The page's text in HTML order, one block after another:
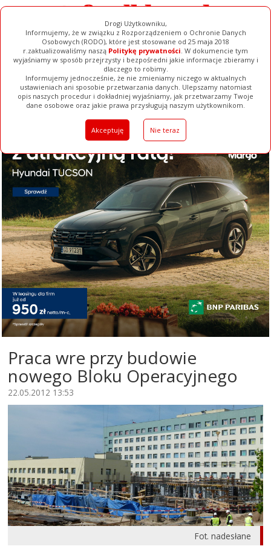
Drogi Użytkowniku,
Informujemy, że w związku z Rozporządzeniem o Ochronie Danych
Osobowych (RODO), które jest stosowane od 25 maja 2018
r.zaktualizowaliśmy naszą Politykę prywatności. W dokumencie tym
wyjaśniamy w sposób przejrzysty i bezpośredni jakie informacje zbieramy i
dlaczego to robimy.
Informujemy jednocześnie, że nie zmieniamy niczego w aktualnych
ustawieniach ani sposobie przetwarzania danych. Ulepszamy natomiast
opis naszych procedur i dokładniej wyjaśniamy, jak przetwarzamy Twoje
dane osobowe oraz jakie prawa przysługują naszym użytkownikom.
Akceptuję Nie teraz
Ogłoszenia Filmy Galerie Baza Firm Pełna Wersja
Praca wre przy budowie
nowego Bloku Operacyjnego
22.05.2012 13:53
Fot. nadesłane